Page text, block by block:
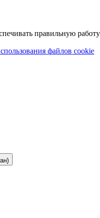
правильную
файлов cookie